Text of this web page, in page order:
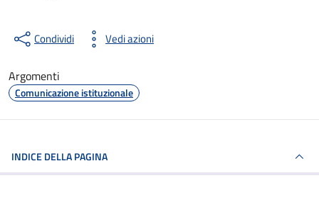
Condividi Vedi azioni
Argomenti
Comunicazione istituzionale
INDICE DELLA PAGINA